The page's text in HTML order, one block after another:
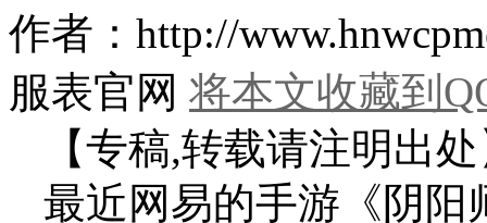
作者：http://
服表官网 将本文收藏到
【专稿,转载请注明出
最近网易的手游《阴阳